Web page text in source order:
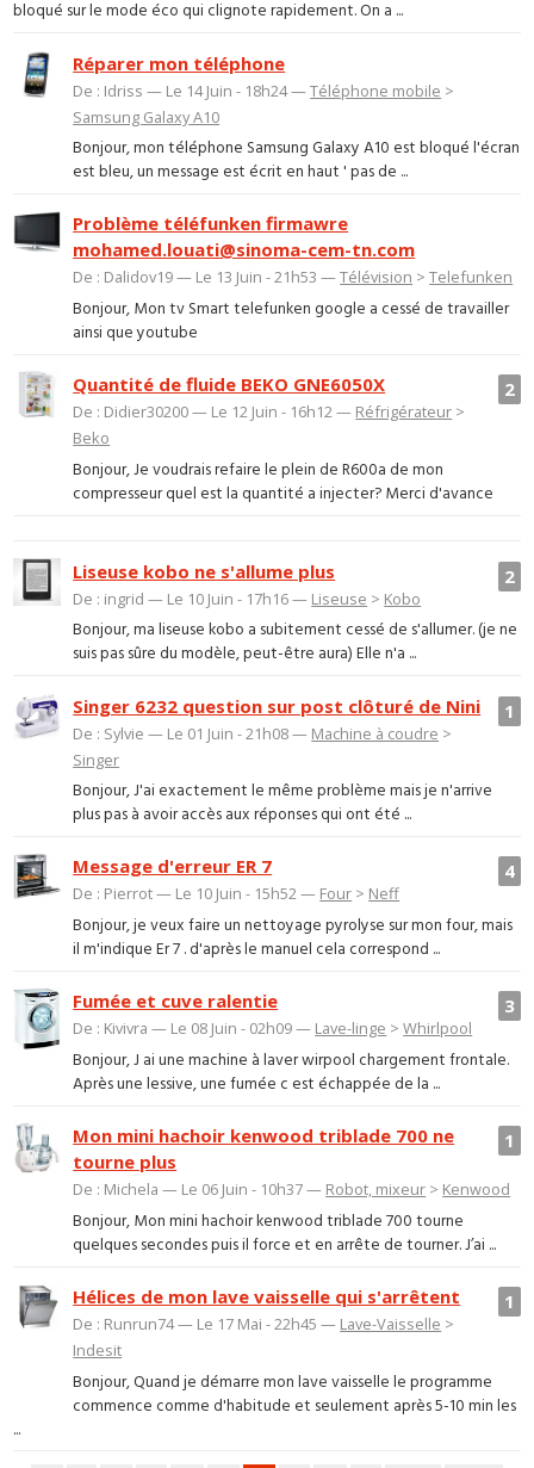
bloqué sur le mode éco qui clignote rapidement. On a ...
Réparer mon téléphone
De : Idriss — Le 14 Juin - 18h24 —Téléphone mobile >
Samsung Galaxy A10
Bonjour, mon téléphone Samsung Galaxy A10 est bloqué l'écran
est bleu, un message est écrit en haut ' pas de ...
Problème téléfunken firmawre
mohamed.louati@sinoma-cem-tn.com
De : Dalidov19 — Le 13 Juin - 21h53 —Télévision >Telefunken
Bonjour, Mon tv Smart telefunken google a cessé de travailler
ainsi que youtube
2
Quantité de fluide BEKO GNE6050X
De : Didier30200 — Le 12 Juin - 16h12 — Réfrigérateur >
Beko
Bonjour, Je voudrais refaire le plein de R600a de mon
compresseur quel est la quantité a injecter? Merci d'avance
2
Liseuse kobo ne s'allume plus
De : ingrid — Le 10 Juin - 17h16 — Liseuse > Kobo
Bonjour, ma liseuse kobo a subitement cessé de s'allumer. (je ne
suis pas sûre du modèle, peut-être aura) Elle n'a ...
1
Singer 6232 question sur post clôturé de Nini
De : Sylvie — Le 01 Juin - 21h08 — Machine à coudre >
Singer
Bonjour, J'ai exactement le même problème mais je n'arrive
plus pas à avoir accès aux réponses qui ont été ...
4
Message d'erreur ER 7
De : Pierrot — Le 10 Juin - 15h52 — Four > Neff
Bonjour, je veux faire un nettoyage pyrolyse sur mon four, mais
il m'indique Er 7 . d'après le manuel cela correspond ...
3
Fumée et cuve ralentie
De : Kivivra — Le 08 Juin - 02h09 — Lave-linge >Whirlpool
Bonjour, J ai une machine à laver wirpool chargement frontale.
Après une lessive, une fumée c est échappée de la ...
1
Mon mini hachoir kenwood triblade 700 ne
tourne plus
De : Michela — Le 06 Juin - 10h37 — Robot, mixeur > Kenwood
Bonjour, Mon mini hachoir kenwood triblade 700 tourne
quelques secondes puis il force et en arrête de tourner. J’ai ...
1
Hélices de mon lave vaisselle qui s'arrêtent
De : Runrun74 — Le 17 Mai - 22h45 — Lave-Vaisselle >
Indesit
Bonjour, Quand je démarre mon lave vaisselle le programme
commence comme d'habitude et seulement après 5-10 min les
...